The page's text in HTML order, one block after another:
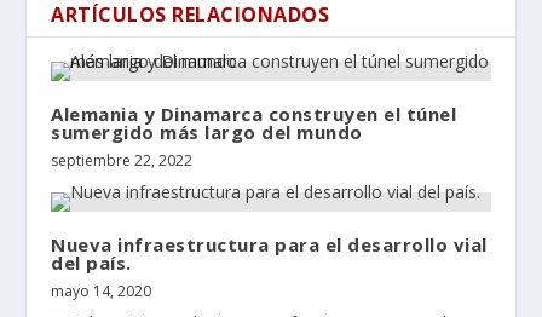
ARTÍCULOS RELACIONADOS
Alemania y Dinamarca construyen el túnel
sumergido más largo del mundo
septiembre 22, 2022
Nueva infraestructura para el desarrollo vial
del país.
mayo 14, 2020